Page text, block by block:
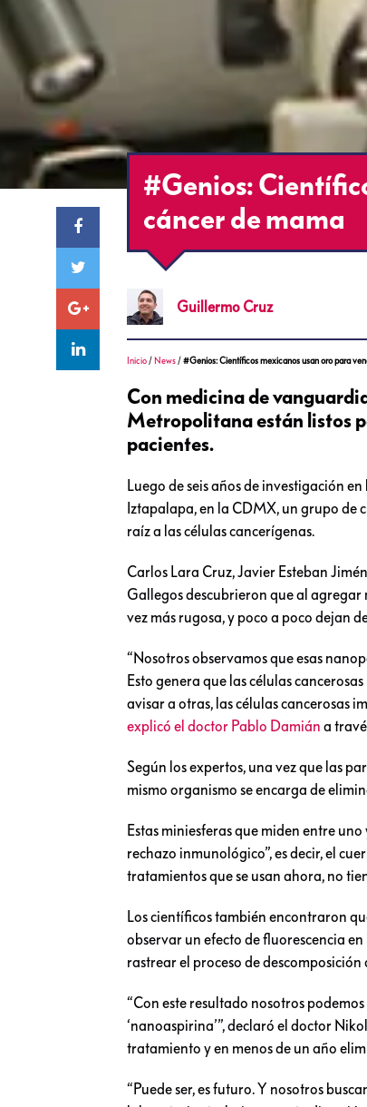
#Genios:
cáncer de mama
Guillermo Cruz
Inicio / News /#Genios: Científicos mexicanos usan oro para
Con medicina de
Metropolitana están listos
pacientes.
Luego de seis años de investigación
Iztapalapa, en la CDMX, un grupo
raíz a las células cancerígenas.
Carlos Lara Cruz, Javier Esteban
Gallegos descubrieron que al agregar
vez más rugosa, y poco a poco dejan
“Nosotros observamos que esas
Esto genera que las células
avisar a otras, las células cancerosas
explicó el doctor Pablo Damián a
Según los expertos, una vez que las
mismo organismo se encarga de
Estas miniesferas que miden entre
rechazo inmunológico”, es decir, el
tratamientos que se usan ahora, no
Los científicos también encontraron
observar un efecto de fluorescencia en
rastrear el proceso de descomposición
“Con este resultado nosotros
‘nanoaspirina’”, declaró el doctor
tratamiento y en menos de un año
“Puede ser, es futuro. Y nosotros